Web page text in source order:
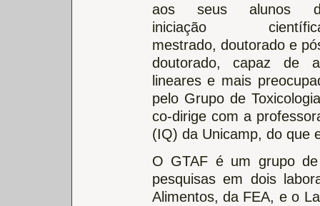
aos seus alunos
iniciação
mestrado, doutorado e
doutorado, capaz de
lineares e mais
pelo Grupo de
co-dirige com a
(IQ) da Unicamp, do que
O GTAF é um grupo de
pesquisas em dois
Alimentos, da FEA, e o